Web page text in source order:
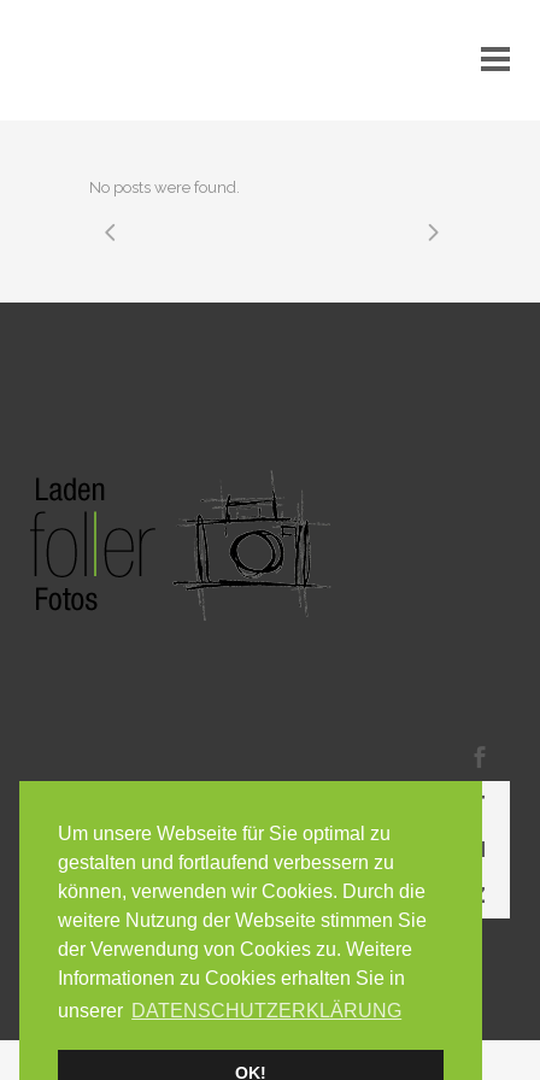
Um unsere Webseite für Sie optimal zu
gestalten und fortlaufend verbessern zu
können, verwenden wir Cookies. Durch die
weitere Nutzung der Webseite stimmen Sie
der Verwendung von Cookies zu. Weitere
Informationen zu Cookies erhalten Sie in
unserer DATENSCHUTZERKLÄRUNG
OK!
No posts were found.
KONTAKT
IMPRESSUM
DATENSCHUTZ
Designed by